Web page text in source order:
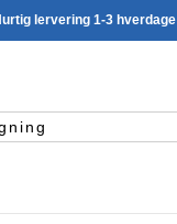
lervering 1-3 hverdage